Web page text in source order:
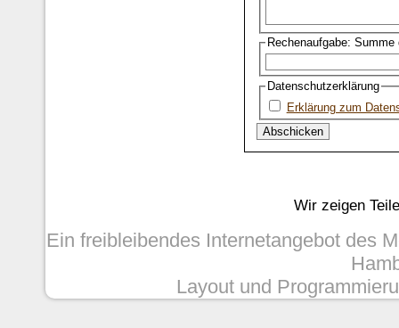
Rechenaufgabe:
Datenschutzerklärung
Erklärung zum
Wir zeigen
Ein freibleibendes Internetangebot des
Layout und